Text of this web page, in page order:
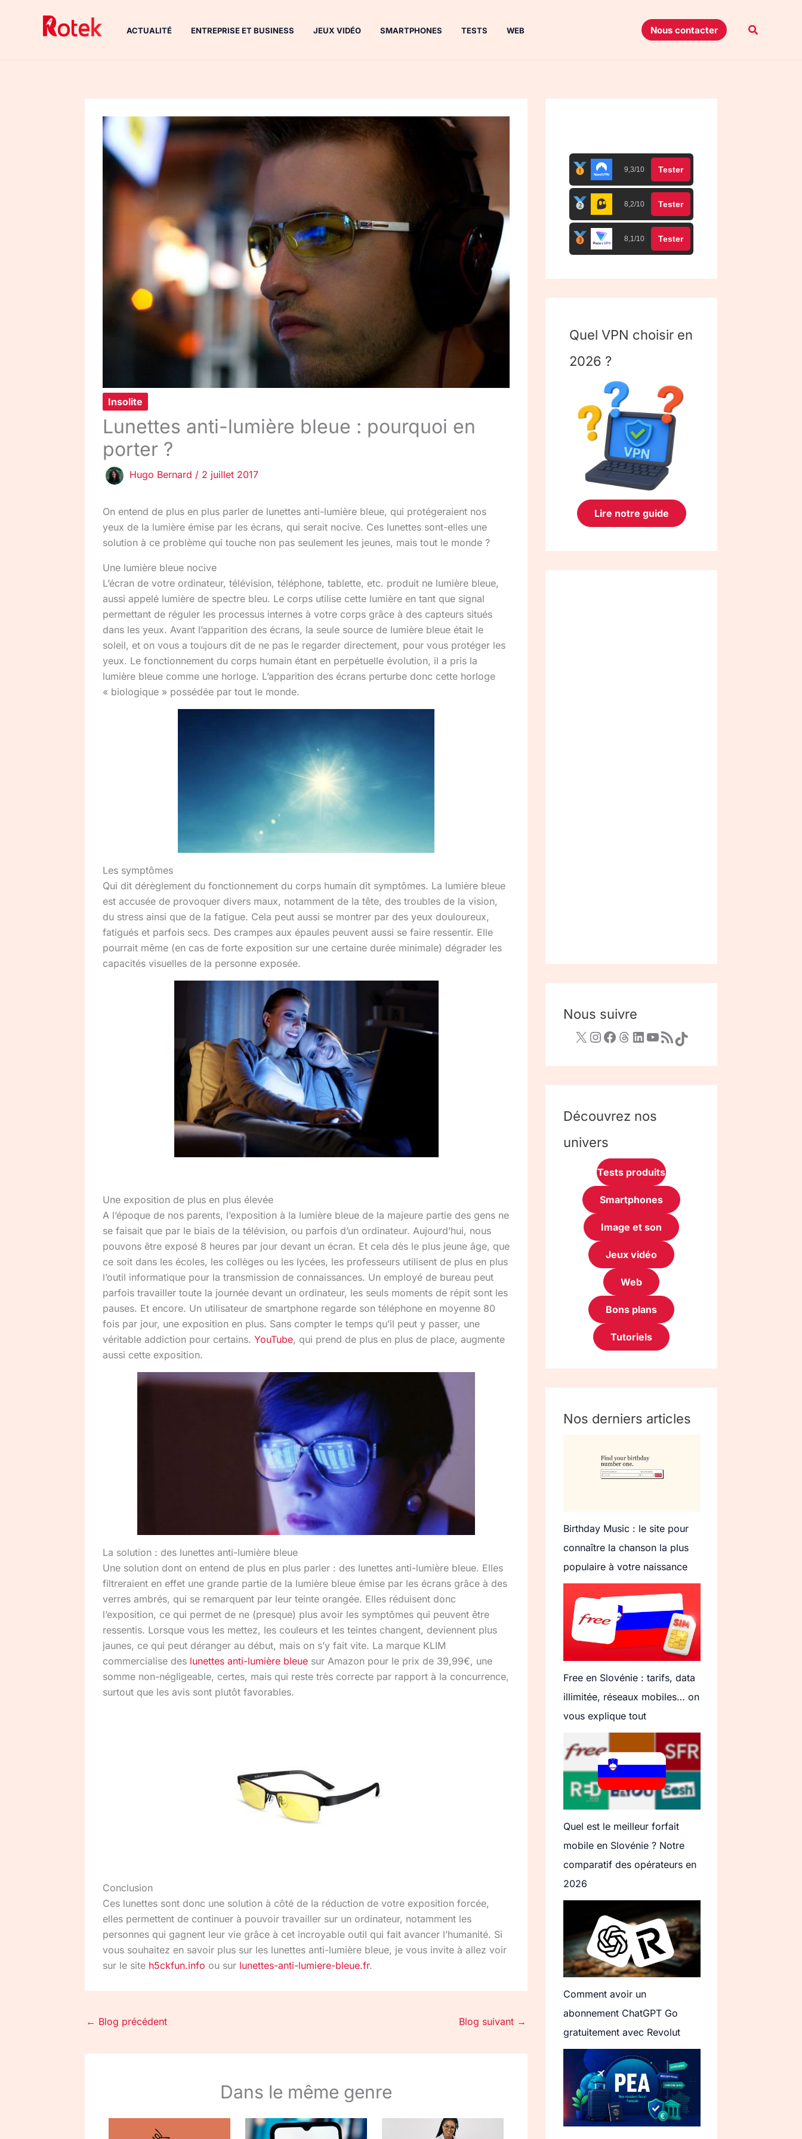
ACTUALITÉ ENTREPRISE ET BUSINESS JEUX VIDÉO SMARTPHONES TESTS WEB Nous contacter
Insolite
Lunettes anti-lumière bleue : pourquoi en
porter ?
Hugo Bernard / 2 juillet 2017
On entend de plus en plus parler de lunettes anti-lumière bleue, qui protégeraient nos
yeux de la lumière émise par les écrans, qui serait nocive. Ces lunettes sont-elles une
solution à ce problème qui touche non pas seulement les jeunes, mais tout le monde ?
Une lumière bleue nocive
L’écran de votre ordinateur, télévision, téléphone, tablette, etc. produit ne lumière bleue,
aussi appelé lumière de spectre bleu. Le corps utilise cette lumière en tant que signal
permettant de réguler les processus internes à votre corps grâce à des capteurs situés
dans les yeux. Avant l’apparition des écrans, la seule source de lumière bleue était le
soleil, et on vous a toujours dit de ne pas le regarder directement, pour vous protéger les
yeux. Le fonctionnement du corps humain étant en perpétuelle évolution, il a pris la
lumière bleue comme une horloge. L’apparition des écrans perturbe donc cette horloge
« biologique » possédée par tout le monde.
Les symptômes
Qui dit dérèglement du fonctionnement du corps humain dit symptômes. La lumière bleue
est accusée de provoquer divers maux, notamment de la tête, des troubles de la vision,
du stress ainsi que de la fatigue. Cela peut aussi se montrer par des yeux douloureux,
fatigués et parfois secs. Des crampes aux épaules peuvent aussi se faire ressentir. Elle
pourrait même (en cas de forte exposition sur une certaine durée minimale) dégrader les
capacités visuelles de la personne exposée.
Une exposition de plus en plus élevée
A l’époque de nos parents, l’exposition à la lumière bleue de la majeure partie des gens ne
se faisait que par le biais de la télévision, ou parfois d’un ordinateur. Aujourd’hui, nous
pouvons être exposé 8 heures par jour devant un écran. Et cela dès le plus jeune âge, que
ce soit dans les écoles, les collèges ou les lycées, les professeurs utilisent de plus en plus
l’outil informatique pour la transmission de connaissances. Un employé de bureau peut
parfois travailler toute la journée devant un ordinateur, les seuls moments de répit sont les
pauses. Et encore. Un utilisateur de smartphone regarde son téléphone en moyenne 80
fois par jour, une exposition en plus. Sans compter le temps qu’il peut y passer, une
véritable addiction pour certains. YouTube, qui prend de plus en plus de place, augmente
aussi cette exposition.
La solution : des lunettes anti-lumière bleue
Une solution dont on entend de plus en plus parler : des lunettes anti-lumière bleue. Elles
filtreraient en effet une grande partie de la lumière bleue émise par les écrans grâce à des
verres ambrés, qui se remarquent par leur teinte orangée. Elles réduisent donc
l’exposition, ce qui permet de ne (presque) plus avoir les symptômes qui peuvent être
ressentis. Lorsque vous les mettez, les couleurs et les teintes changent, deviennent plus
jaunes, ce qui peut déranger au début, mais on s’y fait vite. La marque KLIM
commercialise des lunettes anti-lumière bleue sur Amazon pour le prix de 39,99€, une
somme non-négligeable, certes, mais qui reste très correcte par rapport à la concurrence,
surtout que les avis sont plutôt favorables.
Conclusion
Ces lunettes sont donc une solution à côté de la réduction de votre exposition forcée,
elles permettent de continuer à pouvoir travailler sur un ordinateur, notamment les
personnes qui gagnent leur vie grâce à cet incroyable outil qui fait avancer l’humanité. Si
vous souhaitez en savoir plus sur les lunettes anti-lumière bleue, je vous invite à allez voir
sur le site h5ckfun.info ou sur lunettes-anti-lumiere-bleue.fr.
← Blog précédent Blog suivant →
Dans le même genre
9,3/10 Tester
8,2/10 Tester
8,1/10 Tester
Quel VPN choisir en
2026 ?
Lire notre guide
Nous suivre
Découvrez nos
univers
Tests produits
Smartphones
Image et son
Jeux vidéo
Web
Bons plans
Tutoriels
Nos derniers articles
Birthday Music : le site pour
connaître la chanson la plus
populaire à votre naissance
Free en Slovénie : tarifs, data
illimitée, réseaux mobiles… on
vous explique tout
Quel est le meilleur forfait
mobile en Slovénie ? Notre
comparatif des opérateurs en
2026
Comment avoir un
abonnement ChatGPT Go
gratuitement avec Revolut